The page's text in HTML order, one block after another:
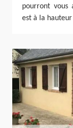
pourront vous
est à la